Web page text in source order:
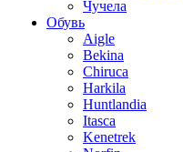
Чучела
Обувь
Aigle
Bekina
Chiruсa
Harkila
Huntlandia
Itasca
Kenetrek